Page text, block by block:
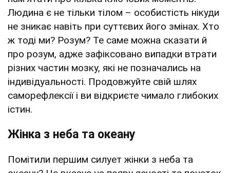
Людина є не тільки тілом – особистість нікуди
не зникає навіть при суттєвих його змінах. Хто
ж тоді ми? Розум? Те саме можна сказати й
про розум, адже зафіксовано випадки втрати
різних частин мозку, які не позначались на
індивідуальності. Продовжуйте свій шлях
саморефлексії і ви відкриєте чимало глибоких
істин.
Жінка з неба та океану
Помітили першим силует жінки з неба та